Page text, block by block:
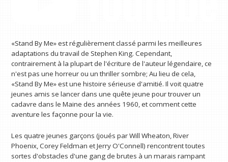
«Stand By Me» est régulièrement classé parmi les meilleures
adaptations du travail de Stephen King. Cependant,
contrairement à la plupart de l'écriture de l'auteur légendaire, ce
n'est pas une horreur ou un thriller sombre; Au lieu de cela,
«Stand By Me» est une histoire sérieuse d'amitié. Il voit quatre
jeunes amis se lancer dans une quête jeune pour trouver un
cadavre dans le Maine des années 1960, et comment cette
aventure les façonne pour la vie.
Les quatre jeunes garçons (joués par Will Wheaton, River
Phoenix, Corey Feldman et Jerry O'Connell) rencontrent toutes
sortes d'obstacles d'une gang de brutes à un marais rampant